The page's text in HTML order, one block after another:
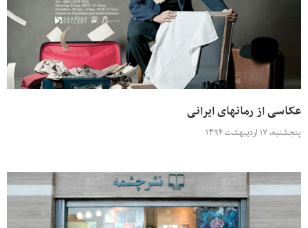
عکاسی از رمانهای ایرانی
پنجشنبه، ۱۷ اردیبهشت ۱۳۹۴